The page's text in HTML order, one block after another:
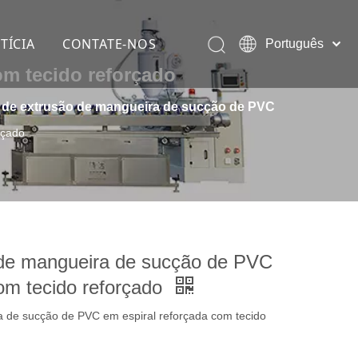
(galvanizado)
cobre
CONTATE-NOS
Português
English
tecido reforçado
extrusão de mangueira de sucção de PVC
mangueira de sucção de PVC
tecido reforçado
de sucção de PVC em espiral reforçada com tecido